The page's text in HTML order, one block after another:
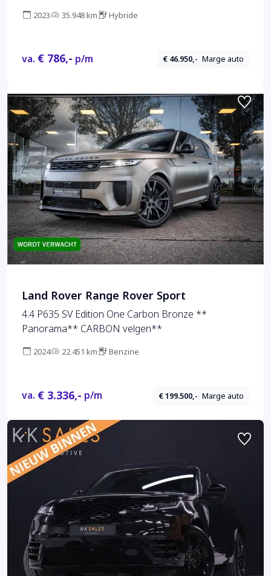
2023 35.948 km Hybride
va. € 786,- p/m € 46.950,- Marge auto
Land Rover Range Rover Sport
4.4 P635 SV Edition One Carbon Bronze **
Panorama** CARBON velgen**
2024 22.451 km Benzine
va. € 3.336,- p/m € 199.500,- Marge auto